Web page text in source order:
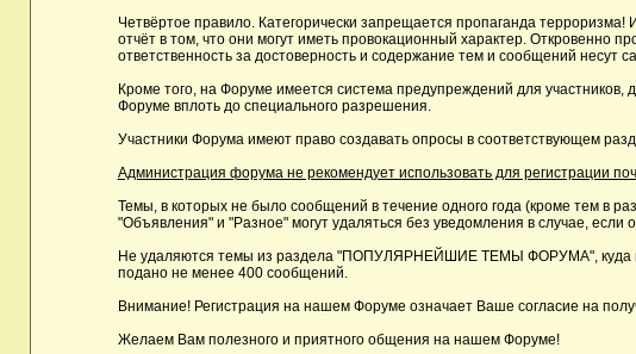
Четвёртое правило. Категорически запрещается пропаганда
отчёт в том, что они могут иметь провокационный характер.
ответственность за достоверность и содержание тем и сообщений несут
Кроме того, на Форуме имеется система предупреждений для
Форуме вплоть до специального разрешения.
Участники Форума имеют право создавать опросы в соответствующем
Администрация форума не рекомендует использовать для регистрации
Темы, в которых не было сообщений в течение одного года (кроме тем в
"Объявления" и "Разное" могут удаляться без уведомления в случае, если
Не удаляются темы из раздела "ПОПУЛЯРНЕЙШИЕ ТЕМЫ ФОРУМА", куда
подано не менее 400 сообщений.
Внимание! Регистрация на нашем Форуме означает Ваше согласие на
Желаем Вам полезного и приятного общения на нашем Форуме!